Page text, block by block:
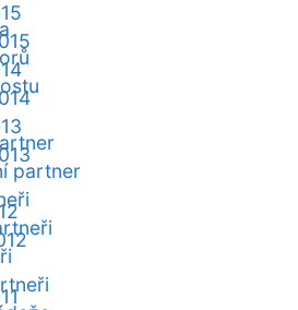
partner